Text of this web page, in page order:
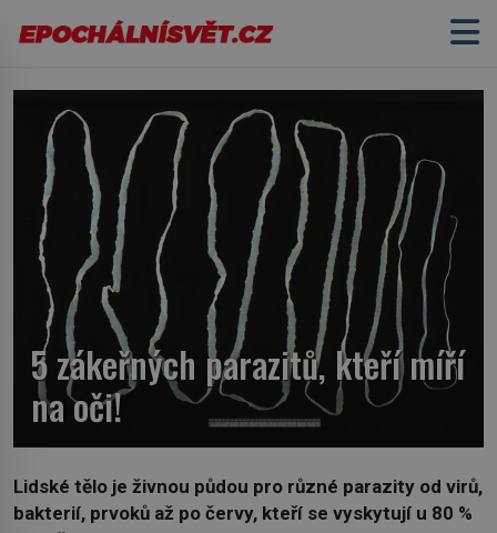
5 zákeřných parazitů, kteří míří
na oči!
Lidské tělo je živnou půdou pro různé parazity od virů,
bakterií, prvoků až po červy, kteří se vyskytují u 80 %